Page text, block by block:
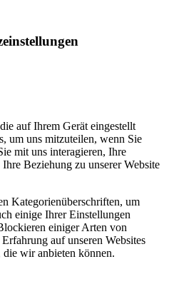
auf Ihrem Gerät eingestellt
um uns mitzuteilen, wenn Sie
mit uns interagieren, Ihre
Beziehung zu unserer Website
Kategorienüberschriften, um
einige Ihrer Einstellungen
einiger Arten von
auf unseren Websites
wir anbieten können.